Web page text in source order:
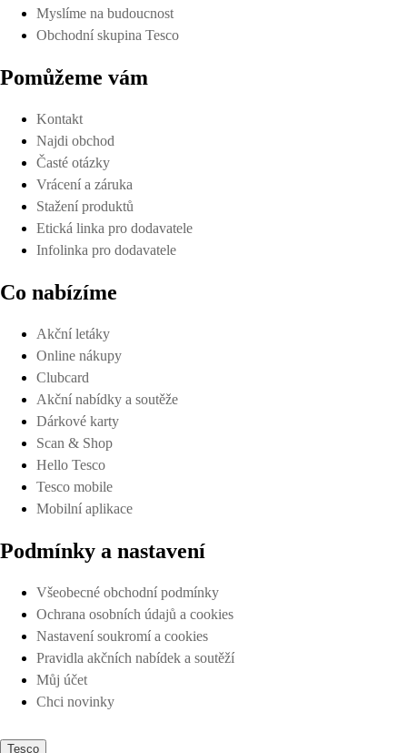
Myslíme na budoucnost
Obchodní skupina Tesco
Pomůžeme vám
Kontakt
Najdi obchod
Časté otázky
Vrácení a záruka
Stažení produktů
Etická linka pro dodavatele
Infolinka pro dodavatele
Co nabízíme
Akční letáky
Online nákupy
Clubcard
Akční nabídky a soutěže
Dárkové karty
Scan & Shop
Hello Tesco
Tesco mobile
Mobilní aplikace
Podmínky a nastavení
Všeobecné obchodní podmínky
Ochrana osobních údajů a cookies
Nastavení soukromí a cookies
Pravidla akčních nabídek a soutěží
Můj účet
Chci novinky
Tesco